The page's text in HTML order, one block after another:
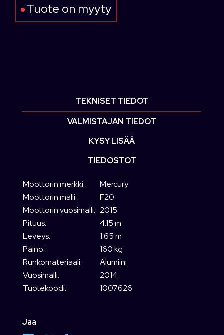
Tuote on myyty
TEKNISET TIEDOT
VALMISTAJAN TIEDOT
KYSY LISÄÄ
TIEDOSTOT
Moottorin merkki:
Mercury
Moottorin malli:
F20
Moottorin vuosimalli: 2015
Pituus:
4.15 m
Leveys:
1.65 m
Paino:
160 kg
Runkomateriaali:
Alumiini
Vuosimalli:
2014
Tuotekoodi:
1007626
Jaa